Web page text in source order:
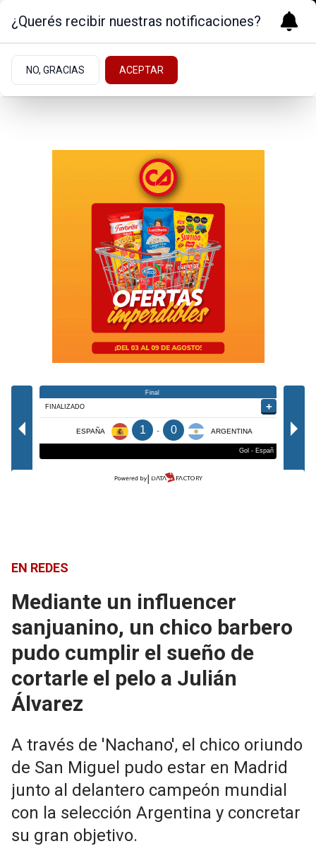
EN REDES
Mediante un influencer
sanjuanino, un chico barbero
pudo cumplir el sueño de
cortarle el pelo a Julián
Álvarez
A través de 'Nachano', el chico oriundo
de San Miguel pudo estar en Madrid
junto al delantero campeón mundial
con la selección Argentina y concretar
su gran objetivo.
¿Querés recibir nuestras notificaciones?
NO, GRACIAS ACEPTAR